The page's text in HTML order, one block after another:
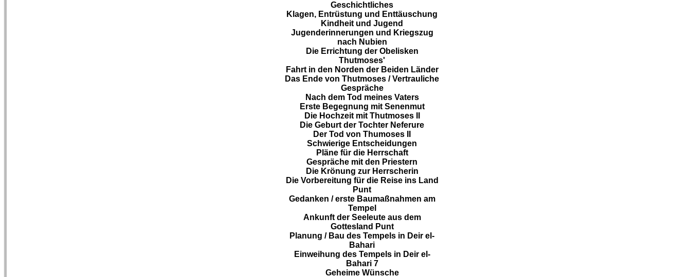
Geschichtliches
Klagen, Entrüstung und Enttäuschung
Kindheit und Jugend
Jugenderinnerungen und Kriegszug
nach Nubien
Die Errichtung der Obelisken
Thutmoses'
Fahrt in den Norden der Beiden Länder
Das Ende von Thutmoses / Vertrauliche
Gespräche
Nach dem Tod meines Vaters
Erste Begegnung mit Senenmut
Die Hochzeit mit Thutmoses II
Die Geburt der Tochter Neferure
Der Tod von Thumoses II
Schwierige Entscheidungen
Pläne für die Herrschaft
Gespräche mit den Priestern
Die Krönung zur Herrscherin
Die Vorbereitung für die Reise ins Land
Punt
Gedanken / erste Baumaßnahmen am
Tempel
Ankunft der Seeleute aus dem
Gottesland Punt
Planung / Bau des Tempels in Deir el-
Bahari
Einweihung des Tempels in Deir el-
Bahari 7
Geheime Wünsche